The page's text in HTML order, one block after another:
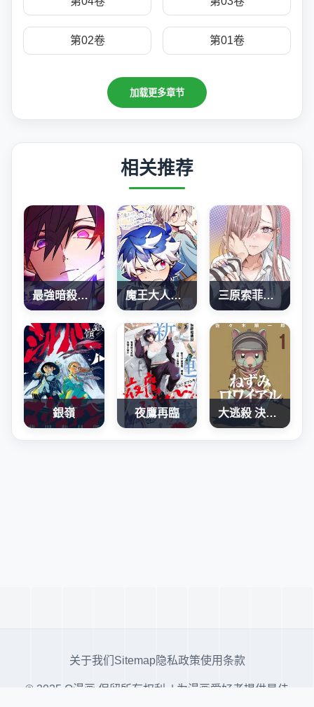
第02卷 第01卷
加载更多章节
相关推荐
最強暗殺者異世界轉移 魔王大人、再再再续前缘！ 三原索菲亞才不可怕呢
銀嶺 夜鷹再臨 大逃殺 決一鼠戰
关于我们 Sitemap隐私政策使用条款
© 2025 Q漫画 保留所有权利. | 为漫画爱好者提供最佳